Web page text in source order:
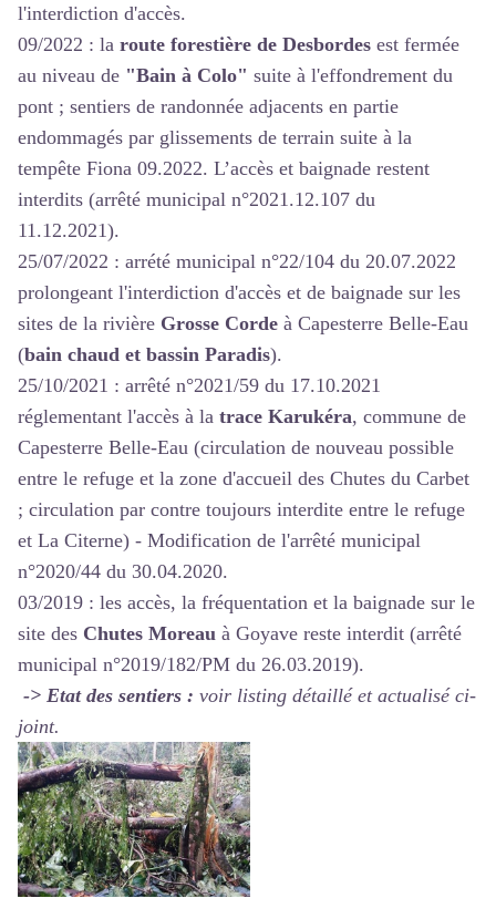
l'interdiction d'accès.
09/2022 : la route forestière de Desbordes est fermée
au niveau de "Bain à Colo" suite à l'effondrement du
pont ; sentiers de randonnée adjacents en partie
endommagés par glissements de terrain suite à la
tempête Fiona 09.2022. L’accès et baignade restent
interdits (arrêté municipal n°2021.12.107 du
11.12.2021).
25/07/2022 : arrété municipal n°22/104 du 20.07.2022
prolongeant l'interdiction d'accès et de baignade sur les
sites de la rivière Grosse Corde à Capesterre Belle-Eau
(bain chaud et bassin Paradis).
25/10/2021 : arrêté n°2021/59 du 17.10.2021
réglementant l'accès à la trace Karukéra, commune de
Capesterre Belle-Eau (circulation de nouveau possible
entre le refuge et la zone d'accueil des Chutes du Carbet
; circulation par contre toujours interdite entre le refuge
et La Citerne) - Modification de l'arrêté municipal
n°2020/44 du 30.04.2020.
03/2019 : les accès, la fréquentation et la baignade sur le
site des Chutes Moreau à Goyave reste interdit (arrêté
municipal n°2019/182/PM du 26.03.2019).
-> Etat des sentiers : voir listing détaillé et actualisé ci-
joint.